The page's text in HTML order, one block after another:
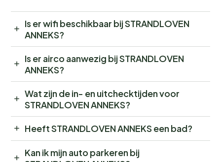
Is er wifi beschikbaar bij STRANDLOVEN
ANNEKS?
Is er airco aanwezig bij STRANDLOVEN
ANNEKS?
Wat zijn de in- en uitchecktijden voor
STRANDLOVEN ANNEKS?
Heeft STRANDLOVEN ANNEKS een bad?
Kan ik mijn auto parkeren bij